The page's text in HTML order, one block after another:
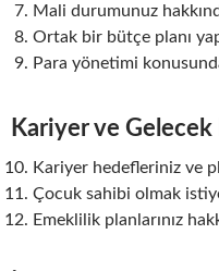
Mali durumunuz
Ortak bir bütçe planı
Para yönetimi
Kariyer ve Gelecek
Kariyer hedefleriniz ve
Çocuk sahibi olmak
Emeklilik planlarınız